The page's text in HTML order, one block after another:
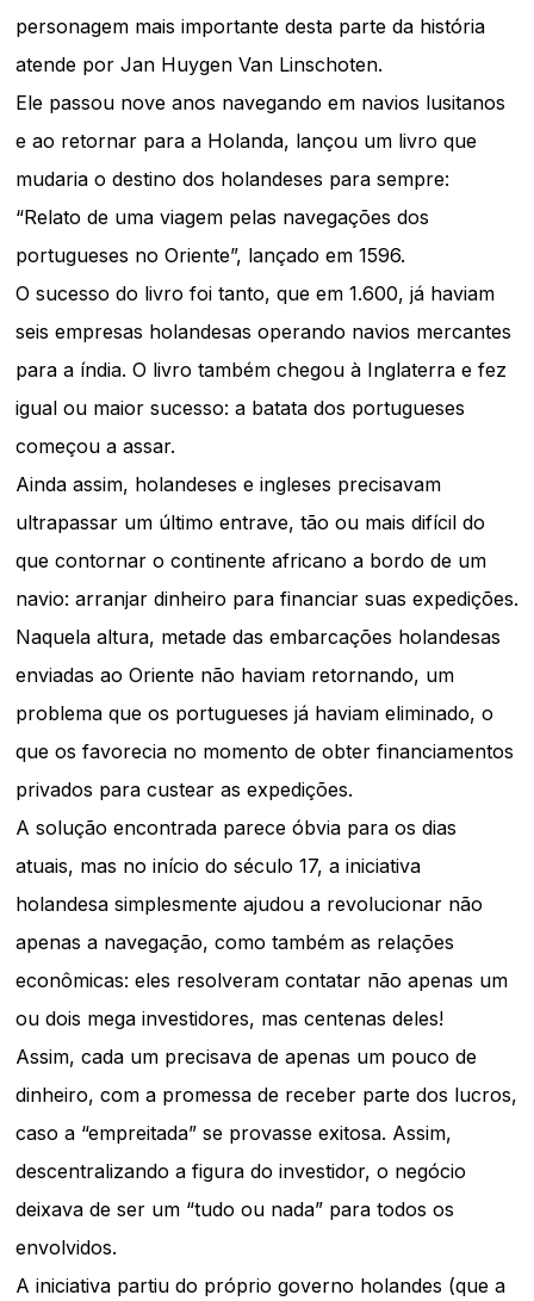
personagem mais importante desta parte da história
atende por Jan Huygen Van Linschoten.
Ele passou nove anos navegando em navios lusitanos
e ao retornar para a Holanda, lançou um livro que
mudaria o destino dos holandeses para sempre:
“Relato de uma viagem pelas navegações dos
portugueses no Oriente”, lançado em 1596.
O sucesso do livro foi tanto, que em 1.600, já haviam
seis empresas holandesas operando navios mercantes
para a índia. O livro também chegou à Inglaterra e fez
igual ou maior sucesso: a batata dos portugueses
começou a assar.
Ainda assim, holandeses e ingleses precisavam
ultrapassar um último entrave, tão ou mais difícil do
que contornar o continente africano a bordo de um
navio: arranjar dinheiro para financiar suas expedições.
Naquela altura, metade das embarcações holandesas
enviadas ao Oriente não haviam retornando, um
problema que os portugueses já haviam eliminado, o
que os favorecia no momento de obter financiamentos
privados para custear as expedições.
A solução encontrada parece óbvia para os dias
atuais, mas no início do século 17, a iniciativa
holandesa simplesmente ajudou a revolucionar não
apenas a navegação, como também as relações
econômicas: eles resolveram contatar não apenas um
ou dois mega investidores, mas centenas deles!
Assim, cada um precisava de apenas um pouco de
dinheiro, com a promessa de receber parte dos lucros,
caso a “empreitada” se provasse exitosa. Assim,
descentralizando a figura do investidor, o negócio
deixava de ser um “tudo ou nada” para todos os
envolvidos.
A iniciativa partiu do próprio governo holandes (que a